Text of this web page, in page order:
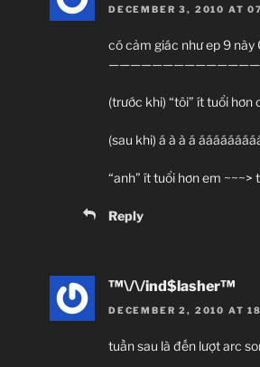
DECEMBER 3, 2010 AT
có cảm giác như ep 9 này
(trước khi) “tôi” ít tuổi hơn
(sau khi) á à à á
“anh” ít tuổi hơn em ~~~>
Reply
™\/\/ind$lasher™
DECEMBER 2, 2010 AT
tuần sau là đến lượt arc